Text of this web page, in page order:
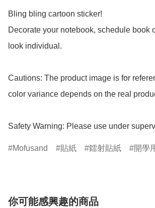
Bling bling cartoon sticker!
Decorate your notebook, schedule book
look individual.
Cautions: The product image is for
color variance depends on the real
Safety Warning: Please use under
Mofusand 貼紙 鐳射貼紙 開學
你可能感興趣的商品